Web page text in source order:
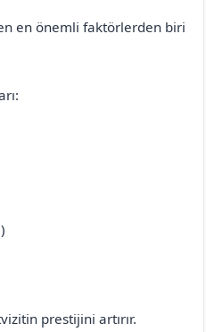
en önemli faktörlerden biri
prestijini artırır.